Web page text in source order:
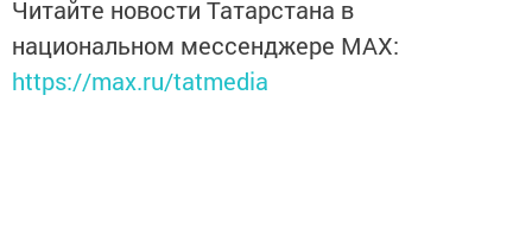
Читайте новости Татарстана в
национальном мессенджере MАХ:
https://max.ru/tatmedia